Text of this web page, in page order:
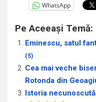
WhatsApp
Pe Aceeași Temă:
Eminescu, satul
(5)
Cea mai veche
Rotonda din
Istoria